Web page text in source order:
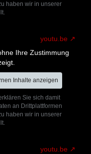
haben wir in unserer
youtu.be
Ihre Zustimmung
Inhalte anzeigen
Sie sich damit
an Drittplattformen
haben wir in unserer
youtu.be